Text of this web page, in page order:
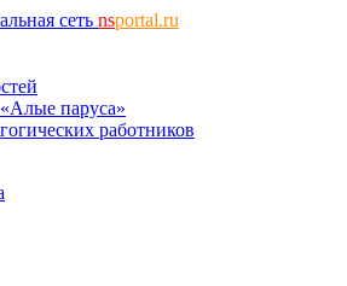
сеть nsportal.ru
паруса»
работников